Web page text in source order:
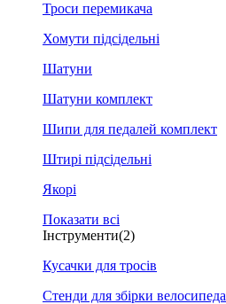
Троси перемикача
Хомути підсідельні
Шатуни
Шатуни комплект
Шипи для педалей комплект
Штирі підсідельні
Якорі
Показати всі
Інструменти(2)
Кусачки для тросів
Стенди для збірки велосипеда